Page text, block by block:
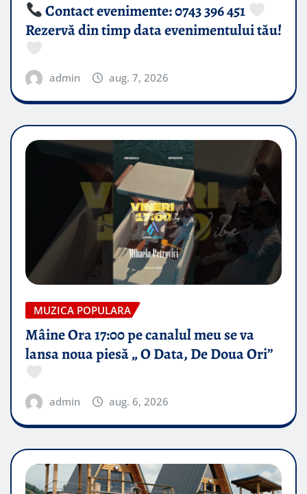
Contact evenimente: 0743 396 451
Rezervă din timp data evenimentului tău!
admin aug. 7, 2026
MUZICA POPULARA
Mâine Ora 17:00 pe canalul meu se va
lansa noua piesă „ O Data, De Doua Ori”
admin aug. 6, 2026